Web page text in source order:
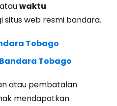
atauwaktu
situs web resmi bandara.
Tobago
Tobago
atau pembatalan
mendapatkan